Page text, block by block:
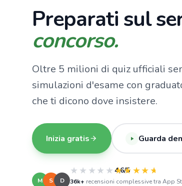
Preparati sul
concorso.
Oltre 5 milioni di quiz ufficiali
simulazioni d'esame con
che ti dicono dove insistere.
Inizia gratis Guarda
M S D
★★★★★★★★★★
4,6/5
36k+ recensioni complessive tra App